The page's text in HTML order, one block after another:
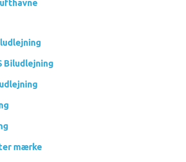
Biludlejning
mærke